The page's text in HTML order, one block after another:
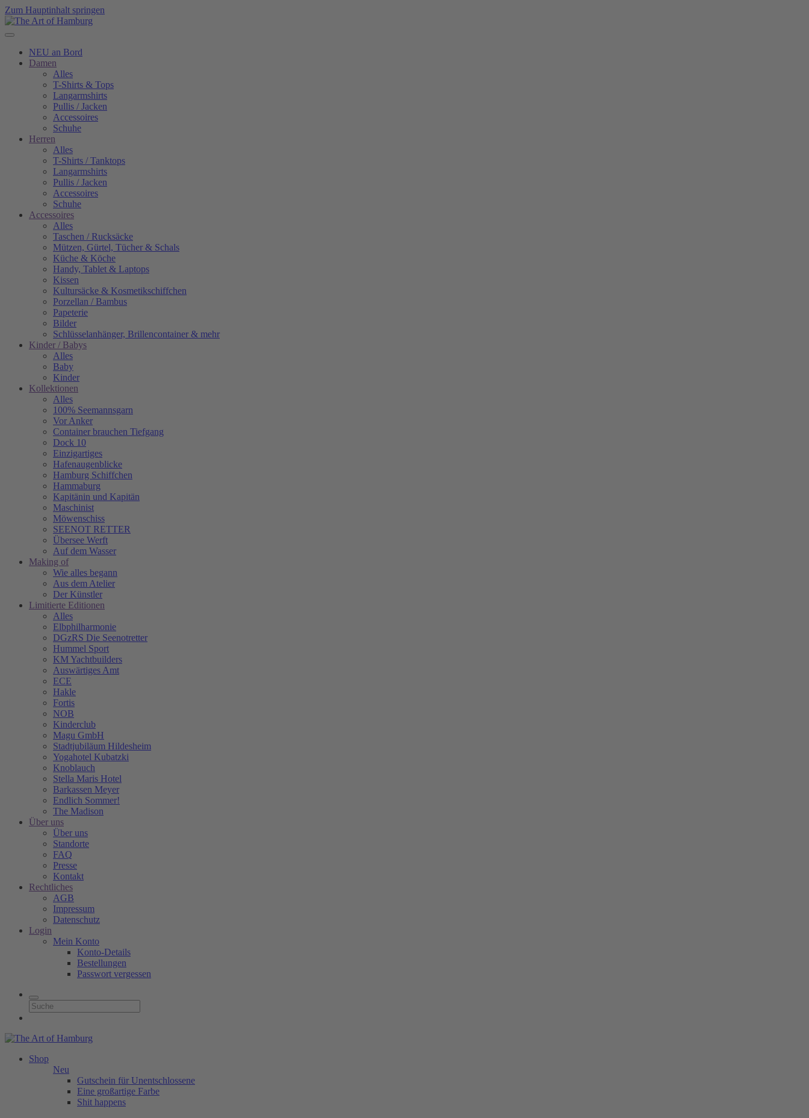
Zum Hauptinhalt springen
NEU an Bord
Damen
Alles
T-Shirts & Tops
Langarmshirts
Pullis / Jacken
Accessoires
Schuhe
Herren
Alles
T-Shirts / Tanktops
Langarmshirts
Pullis / Jacken
Accessoires
Schuhe
Accessoires
Alles
Taschen / Rucksäcke
Mützen, Gürtel, Tücher & Schals
Küche & Köche
Handy, Tablet & Laptops
Kissen
Kultursäcke & Kosmetikschiffchen
Porzellan / Bambus
Papeterie
Bilder
Schlüsselanhänger, Brillencontainer & mehr
Kinder / Babys
Alles
Baby
Kinder
Kollektionen
Alles
100% Seemannsgarn
Vor Anker
Container brauchen Tiefgang
Dock 10
Einzigartiges
Hafenaugen­blicke
Hamburg Schiffchen
Hammaburg
Kapitänin und Kapitän
Maschinist
Möwenschiss
SEENOT RETTER
Übersee Werft
Auf dem Wasser
Making of
Wie alles begann
Aus dem Atelier
Der Künstler
Limitierte Editionen
Alles
Elbphilharmonie
DGzRS Die Seenotretter
Hummel Sport
KM Yachtbuilders
Auswärtiges Amt
ECE
Hakle
Fortis
NOB
Kinderclub
Magu GmbH
Stadtjubiläum Hildesheim
Yogahotel Kubatzki
Knoblauch
Stella Maris Hotel
Barkassen Meyer
Endlich Sommer!
The Madison
Über uns
Über uns
Standorte
FAQ
Presse
Kontakt
Rechtliches
AGB
Impressum
Datenschutz
Login
Mein Konto
Konto-Details
Bestellungen
Passwort vergessen
Shop
Neu
Gutschein für Unentschlossene
Eine großartige Farbe
Shit happens